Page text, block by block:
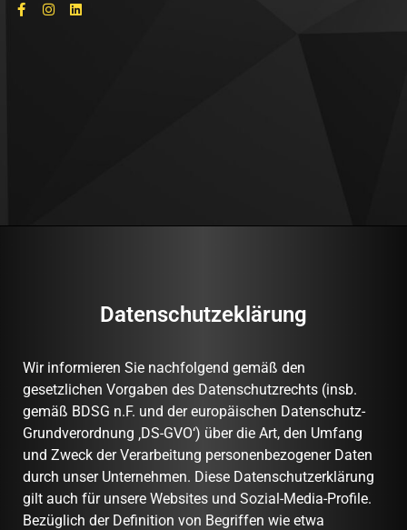
Datenschutzeklärung
Wir informieren Sie nachfolgend gemäß den
gesetzlichen Vorgaben des Datenschutzrechts (insb.
gemäß BDSG n.F. und der europäischen Datenschutz-
Grundverordnung ‚DS-GVO‘) über die Art, den Umfang
und Zweck der Verarbeitung personenbezogener Daten
durch unser Unternehmen. Diese Datenschutzerklärung
gilt auch für unsere Websites und Sozial-Media-Profile.
Bezüglich der Definition von Begriffen wie etwa